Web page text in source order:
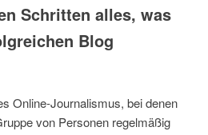
Schritten alles, was
Blog
Online-Journalismus, bei denen
von Personen regelmäßig